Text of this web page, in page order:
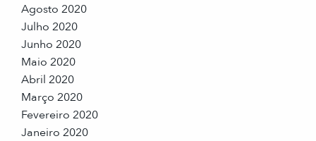
Agosto 2020
Julho 2020
Junho 2020
Maio 2020
Abril 2020
Março 2020
Fevereiro 2020
Janeiro 2020